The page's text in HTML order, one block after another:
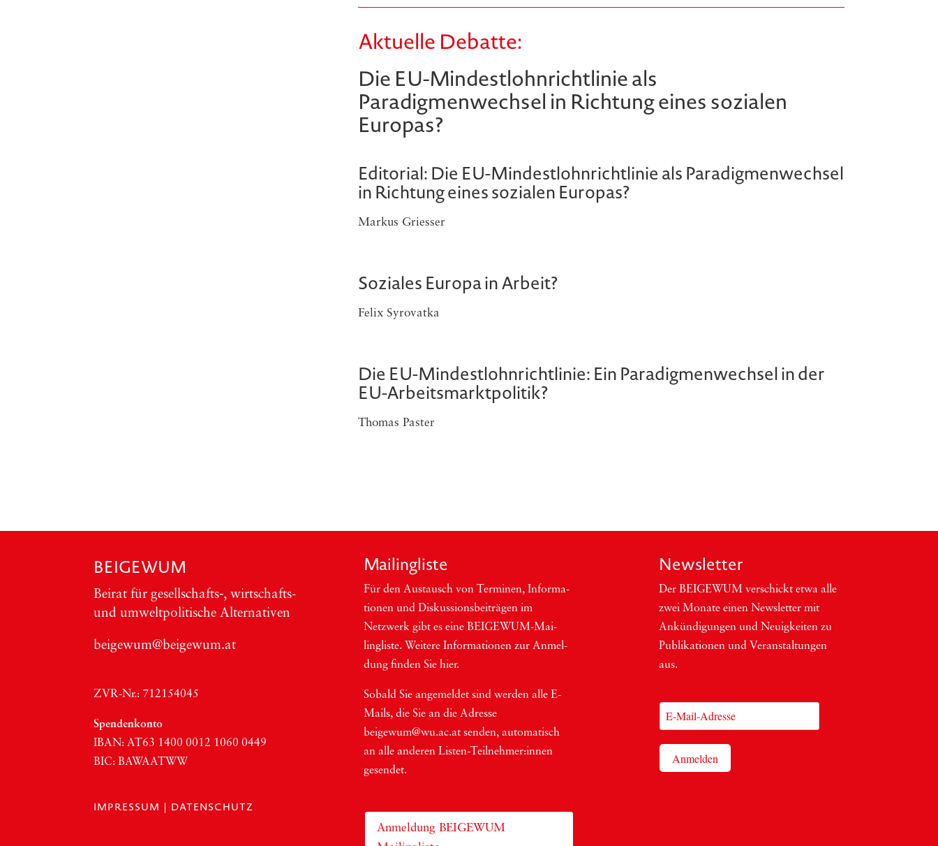
Aktuelle Debatte:
Die EU-Mindestlohnrichtlinie als
Paradigmenwechsel in Richtung eines sozialen
Europas?
Editorial: Die EU-Mindestlohnrichtlinie als Paradigmenwechsel
in Richtung eines sozialen Europas?
Markus Griesser
Soziales Europa in Arbeit?
Felix Syrovatka
Die EU-Mindestlohnrichtlinie: Ein Paradigmenwechsel in der
EU-Arbeitsmarktpolitik?
Thomas Paster
BEIGEWUM
Bei­rat für gesellschafts‑, wirt­schafts-
und umwelt­po­li­ti­sche Alter­na­ti­ven
beigewum@beigewum.at
ZVR-Nr.: 712154045
Spen­den­kon­to
IBAN:AT63 1400 0012 1060 0449
BIC:BAWAATWW
IMPRESSUM | DATENSCHUTZ
Mai­ling­lis­te
Für den Aus­tausch von Ter­mi­nen, Infor­ma­
tio­nen und Dis­kus­si­ons­bei­trä­gen im
Netzwerk gibt es eine BEI­GEWUM-Mai­
ling­lis­te. Wei­te­re Infor­ma­tio­nen zur Anmel­
dung fin­den Sie hier.
Sobald Sie ange­mel­det sind wer­den alle E-
Mails, die Sie an die Adres­se
beigewum@wu.ac.at sen­den, auto­ma­tisch
an alle ande­ren Lis­ten-Teil­neh­me­r:in­nen
gesendet.
Anmeldung BEIGEWUM
Newsletter
Der BEIGEWUM ver­schickt etwa alle
zwei Mona­te einen News­let­ter mit
Ankün­di­gun­gen und Neu­ig­kei­ten zu
Publi­ka­tio­nen und Ver­an­stal­tun­gen
aus.